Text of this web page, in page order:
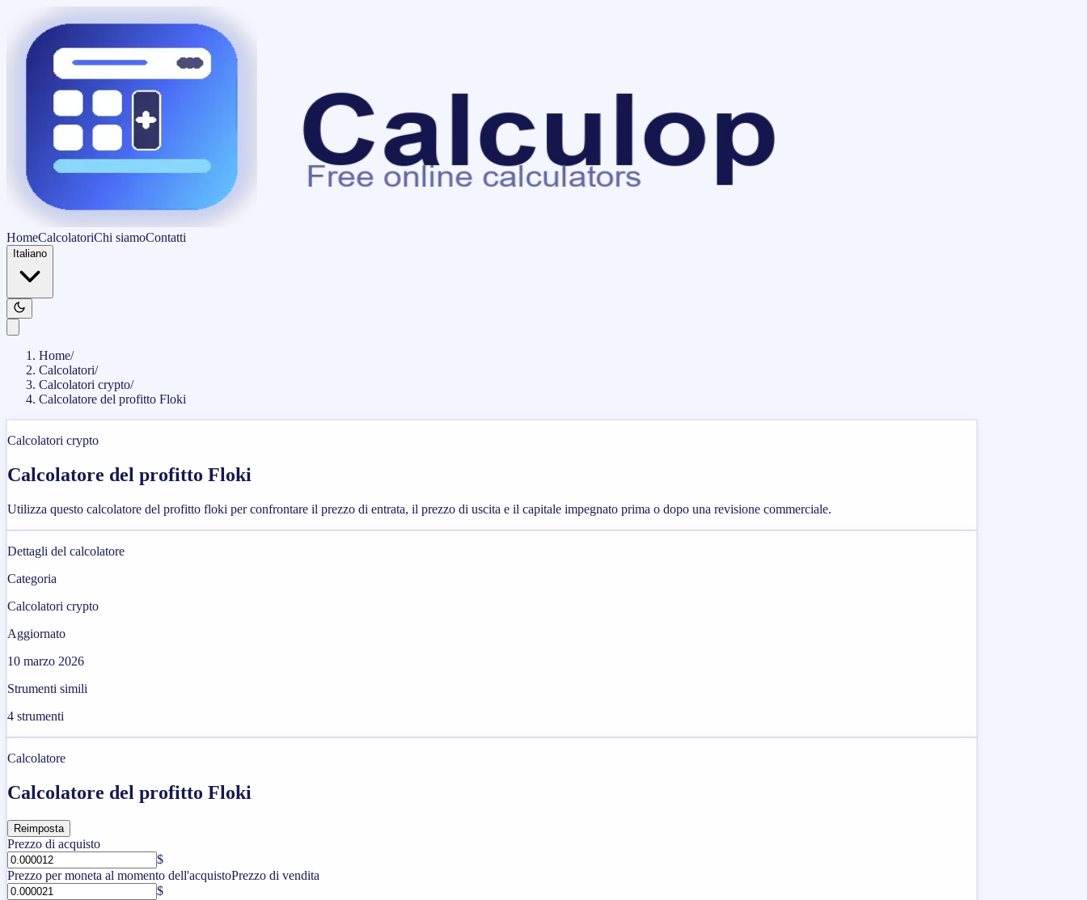
HomeCalcolatoriChi siamoContatti
Italiano
Home/
Calcolatori/
Calcolatori crypto/
Calcolatore del profitto Floki
Calcolatori crypto
Calcolatore del profitto Floki
Utilizza questo calcolatore del profitto floki per confrontare il prezzo di entrata, il prezzo di uscita e il capitale impegnato prima o dopo una revisione commerciale.
Dettagli del calcolatore
Categoria
Calcolatori crypto
Aggiornato
10 marzo 2026
Strumenti simili
4 strumenti
Calcolatore
Calcolatore del profitto Floki
Reimposta
Prezzo di acquisto
$
Prezzo per moneta al momento dell'acquistoPrezzo di vendita
$